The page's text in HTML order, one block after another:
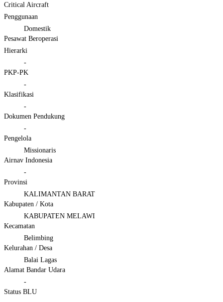
Critical Aircraft
Penggunaan
Domestik
Pesawat Beroperasi
Hierarki
-
PKP-PK
-
Klasifikasi
-
Dokumen Pendukung
-
Pengelola
Missionaris
Airnav Indonesia
-
Provinsi
KALIMANTAN BARAT
Kabupaten / Kota
KABUPATEN MELAWI
Kecamatan
Belimbing
Kelurahan / Desa
Balai Lagas
Alamat Bandar Udara
-
Status BLU